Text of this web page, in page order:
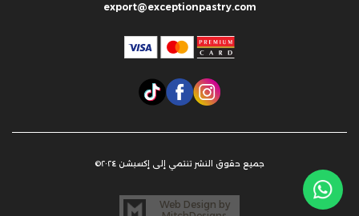
export@exceptionpastry.com
جميع حقوق النشر تنتمي إلى إكسبشن ٢٠٢٤©
Web Design by